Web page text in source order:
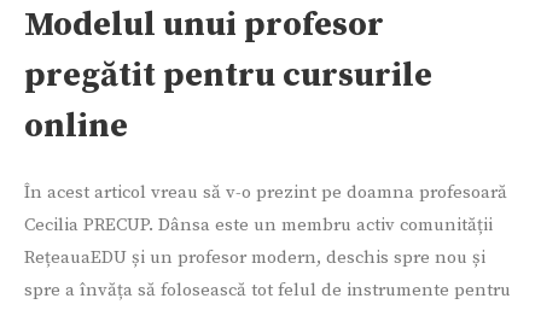
Modelul unui profesor
pregătit pentru cursurile
online
În acest articol vreau să v-o prezint pe doamna profesoară
Cecilia PRECUP. Dânsa este un membru activ comunității
RețeauaEDU și un profesor modern, deschis spre nou și
spre a învăța să folosească tot felul de instrumente pentru